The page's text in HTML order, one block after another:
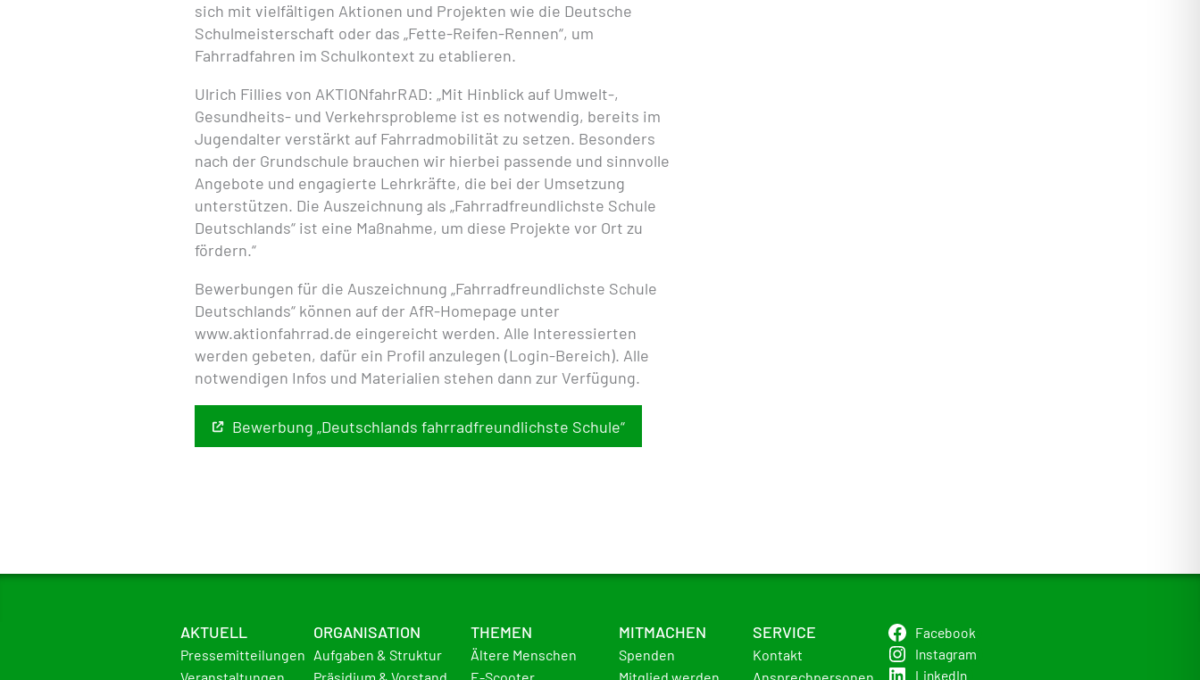
sich mit vielfältigen Aktionen und Projekten wie die Deutsche
Schulmeisterschaft oder das „Fette-Reifen-Rennen“, um
Fahrradfahren im Schulkontext zu etablieren.
Ulrich Fillies von AKTIONfahrRAD: „Mit Hinblick auf Umwelt-,
Gesundheits- und Verkehrsprobleme ist es notwendig, bereits im
Jugendalter verstärkt auf Fahrradmobilität zu setzen. Besonders
nach der Grundschule brauchen wir hierbei passende und sinnvolle
Angebote und engagierte Lehrkräfte, die bei der Umsetzung
unterstützen. Die Auszeichnung als „Fahrradfreundlichste Schule
Deutschlands“ ist eine Maßnahme, um diese Projekte vor Ort zu
fördern.“
Bewerbungen für die Auszeichnung „Fahrradfreundlichste Schule
Deutschlands“ können auf der AfR-Homepage unter
www.aktionfahrrad.de eingereicht werden. Alle Interessierten
werden gebeten, dafür ein Profil anzulegen (Login-Bereich). Alle
notwendigen Infos und Materialien stehen dann zur Verfügung.
Bewerbung „Deutschlands fahrradfreundlichste Schule“
AKTUELL
Pressemitteilungen
ORGANISATION
Aufgaben & Struktur
THEMEN
Ältere Menschen
MITMACHEN
Spenden
SERVICE
Kontakt
Facebook
Instagram
LinkedIn